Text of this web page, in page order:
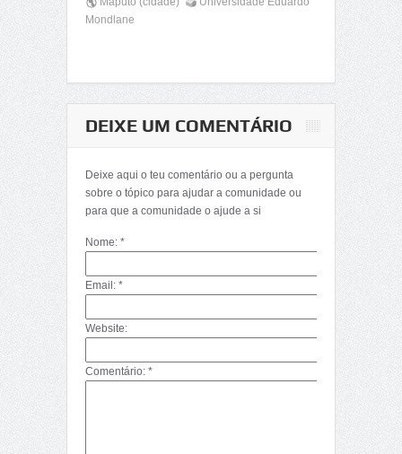
Mondlane
DEIXE UM COMENTÁRIO
Deixe aqui o teu comentário ou a pergunta
sobre o tópico para ajudar a comunidade ou
para que a comunidade o ajude a si
Nome: *
Email: *
Website:
Comentário: *